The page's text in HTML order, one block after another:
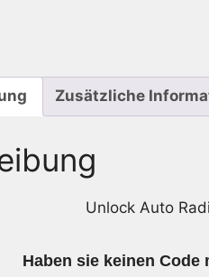
Zusätzliche
Unlock Auto
Haben sie keinen